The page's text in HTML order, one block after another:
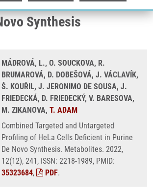
Cells Deficient in
Synthesis
MÁDROVÁ, L., O. SOUCKOVA, R.
BRUMAROVÁ, D. DOBEŠOVÁ, J. VÁCLAVÍK,
Š. KOUŘIL, J. JERONIMO DE SOUSA, J.
FRIEDECKÁ, D. FRIEDECKÝ, V. BARESOVA,
M. ZIKANOVA, T. ADAM
Combined Targeted and Untargeted
Profiling of HeLa Cells Deficient in Purine
De Novo Synthesis. Metabolites. 2022,
12(12), 241, ISSN: 2218-1989, PMID:
35323684, PDF.